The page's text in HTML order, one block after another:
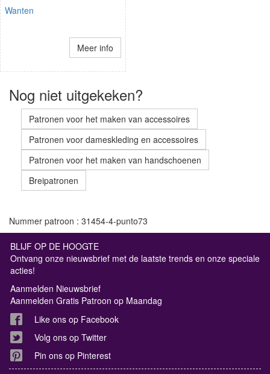
Wanten
Meer info
Nog niet uitgekeken?
Patronen voor het maken van accessoires
Patronen voor dameskleding en accessoires
Patronen voor het maken van handschoenen
Breipatronen
Nummer patroon : 31454-4-punto73
BLIJF OP DE HOOGTE
Ontvang onze nieuwsbrief met de laatste trends en onze speciale
acties!
Aanmelden Nieuwsbrief
Aanmelden Gratis Patroon op Maandag
Like ons op Facebook
Volg ons op Twitter
Pin ons op Pinterest